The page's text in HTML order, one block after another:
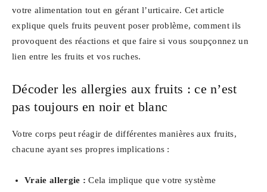
votre alimentation tout en gérant l’urticaire. Cet article
explique quels fruits peuvent poser problème, comment ils
provoquent des réactions et que faire si vous soupçonnez un
lien entre les fruits et vos ruches.
Décoder les allergies aux fruits : ce n’est
pas toujours en noir et blanc
Votre corps peut réagir de différentes manières aux fruits,
chacune ayant ses propres implications :
Vraie allergie : Cela implique que votre système